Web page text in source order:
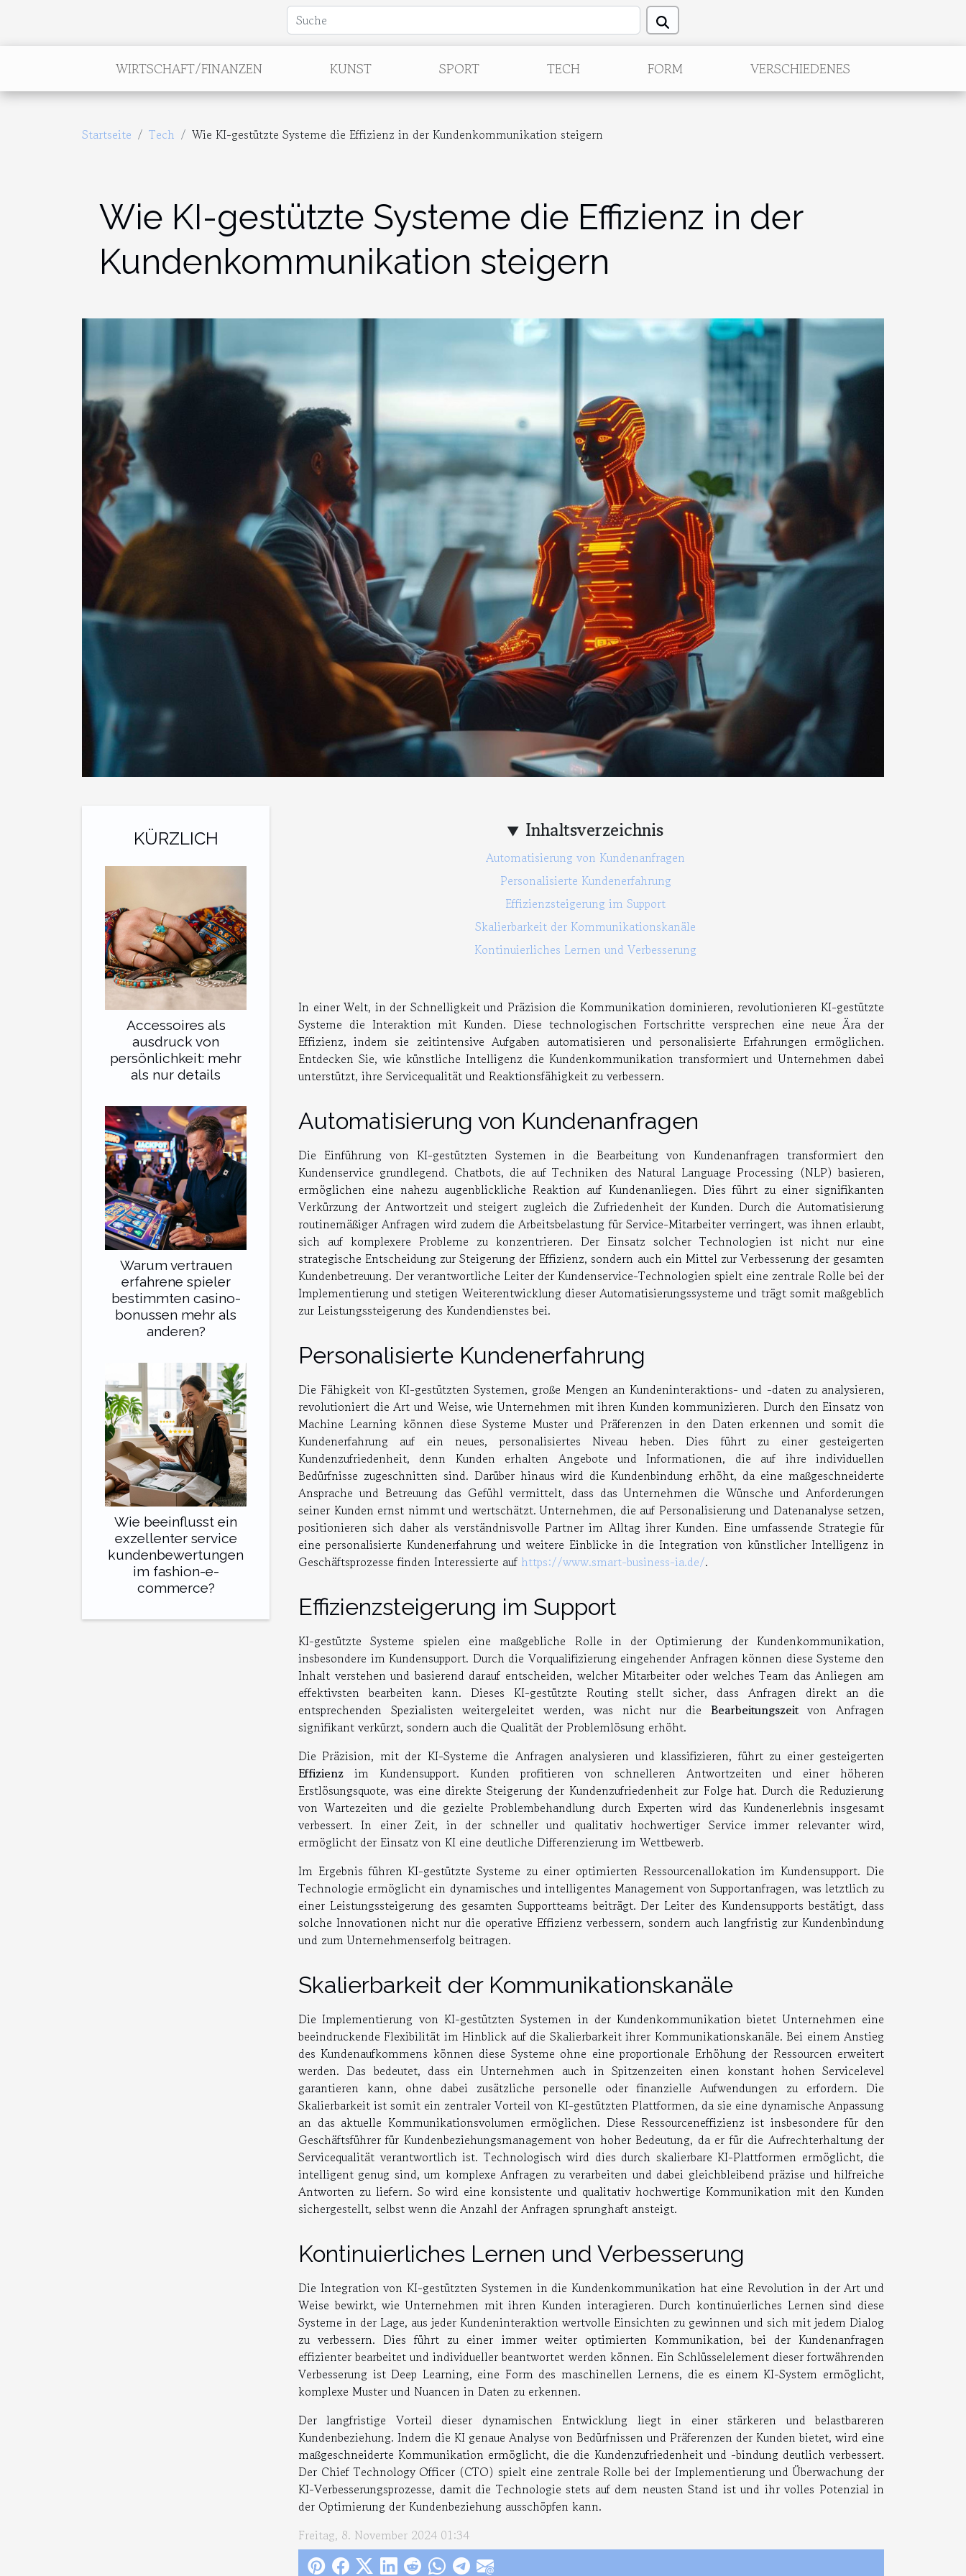
WIRTSCHAFT/FINANZEN KUNST SPORT TECH FORM VERSCHIEDENES
Startseite Tech Wie KI-gestützte Systeme die Effizienz in der Kundenkommunikation steigern
Wie KI-gestützte Systeme die Effizienz in der
Kundenkommunikation steigern
KÜRZLICH
Accessoires als
ausdruck von
persönlichkeit: mehr
als nur details
Warum vertrauen
erfahrene spieler
bestimmten casino-
bonussen mehr als
anderen?
Wie beeinflusst ein
exzellenter service
kundenbewertungen
im fashion-e-
commerce?
Inhaltsverzeichnis
Automatisierung von Kundenanfragen
Personalisierte Kundenerfahrung
Effizienzsteigerung im Support
Skalierbarkeit der Kommunikationskanäle
Kontinuierliches Lernen und Verbesserung
In einer Welt, in der Schnelligkeit und Präzision die Kommunikation dominieren, revolutionieren KI-gestützte
Systeme die Interaktion mit Kunden. Diese technologischen Fortschritte versprechen eine neue Ära der
Effizienz, indem sie zeitintensive Aufgaben automatisieren und personalisierte Erfahrungen ermöglichen.
Entdecken Sie, wie künstliche Intelligenz die Kundenkommunikation transformiert und Unternehmen dabei
unterstützt, ihre Servicequalität und Reaktionsfähigkeit zu verbessern.
Automatisierung von Kundenanfragen
Die Einführung von KI-gestützten Systemen in die Bearbeitung von Kundenanfragen transformiert den
Kundenservice grundlegend. Chatbots, die auf Techniken des Natural Language Processing (NLP) basieren,
ermöglichen eine nahezu augenblickliche Reaktion auf Kundenanliegen. Dies führt zu einer signifikanten
Verkürzung der Antwortzeit und steigert zugleich die Zufriedenheit der Kunden. Durch die Automatisierung
routinemäßiger Anfragen wird zudem die Arbeitsbelastung für Service-Mitarbeiter verringert, was ihnen erlaubt,
sich auf komplexere Probleme zu konzentrieren. Der Einsatz solcher Technologien ist nicht nur eine
strategische Entscheidung zur Steigerung der Effizienz, sondern auch ein Mittel zur Verbesserung der gesamten
Kundenbetreuung. Der verantwortliche Leiter der Kundenservice-Technologien spielt eine zentrale Rolle bei der
Implementierung und stetigen Weiterentwicklung dieser Automatisierungssysteme und trägt somit maßgeblich
zur Leistungssteigerung des Kundendienstes bei.
Personalisierte Kundenerfahrung
Die Fähigkeit von KI-gestützten Systemen, große Mengen an Kundeninteraktions- und -daten zu analysieren,
revolutioniert die Art und Weise, wie Unternehmen mit ihren Kunden kommunizieren. Durch den Einsatz von
Machine Learning können diese Systeme Muster und Präferenzen in den Daten erkennen und somit die
Kundenerfahrung auf ein neues, personalisiertes Niveau heben. Dies führt zu einer gesteigerten
Kundenzufriedenheit, denn Kunden erhalten Angebote und Informationen, die auf ihre individuellen
Bedürfnisse zugeschnitten sind. Darüber hinaus wird die Kundenbindung erhöht, da eine maßgeschneiderte
Ansprache und Betreuung das Gefühl vermittelt, dass das Unternehmen die Wünsche und Anforderungen
seiner Kunden ernst nimmt und wertschätzt. Unternehmen, die auf Personalisierung und Datenanalyse setzen,
positionieren sich daher als verständnisvolle Partner im Alltag ihrer Kunden. Eine umfassende Strategie für
eine personalisierte Kundenerfahrung und weitere Einblicke in die Integration von künstlicher Intelligenz in
Geschäftsprozesse finden Interessierte auf https://www.smart-business-ia.de/.
Effizienzsteigerung im Support
KI-gestützte Systeme spielen eine maßgebliche Rolle in der Optimierung der Kundenkommunikation,
insbesondere im Kundensupport. Durch die Vorqualifizierung eingehender Anfragen können diese Systeme den
Inhalt verstehen und basierend darauf entscheiden, welcher Mitarbeiter oder welches Team das Anliegen am
effektivsten bearbeiten kann. Dieses KI-gestützte Routing stellt sicher, dass Anfragen direkt an die
entsprechenden Spezialisten weitergeleitet werden, was nicht nur die Bearbeitungszeitvon Anfragen
signifikant verkürzt, sondern auch die Qualität der Problemlösung erhöht.
Die Präzision, mit der KI-Systeme die Anfragen analysieren und klassifizieren, führt zu einer gesteigerten
Effizienz im Kundensupport. Kunden profitieren von schnelleren Antwortzeiten und einer höheren
Erstlösungsquote, was eine direkte Steigerung der Kundenzufriedenheit zur Folge hat. Durch die Reduzierung
von Wartezeiten und die gezielte Problembehandlung durch Experten wird das Kundenerlebnis insgesamt
verbessert. In einer Zeit, in der schneller und qualitativ hochwertiger Service immer relevanter wird,
ermöglicht der Einsatz von KI eine deutliche Differenzierung im Wettbewerb.
Im Ergebnis führen KI-gestützte Systeme zu einer optimierten Ressourcenallokation im Kundensupport. Die
Technologie ermöglicht ein dynamisches und intelligentes Management von Supportanfragen, was letztlich zu
einer Leistungssteigerung des gesamten Supportteams beiträgt. Der Leiter des Kundensupports bestätigt, dass
solche Innovationen nicht nur die operative Effizienz verbessern, sondern auch langfristig zur Kundenbindung
und zum Unternehmenserfolg beitragen.
Skalierbarkeit der Kommunikationskanäle
Die Implementierung von KI-gestützten Systemen in der Kundenkommunikation bietet Unternehmen eine
beeindruckende Flexibilität im Hinblick auf die Skalierbarkeit ihrer Kommunikationskanäle. Bei einem Anstieg
des Kundenaufkommens können diese Systeme ohne eine proportionale Erhöhung der Ressourcen erweitert
werden. Das bedeutet, dass ein Unternehmen auch in Spitzenzeiten einen konstant hohen Servicelevel
garantieren kann, ohne dabei zusätzliche personelle oder finanzielle Aufwendungen zu erfordern. Die
Skalierbarkeit ist somit ein zentraler Vorteil von KI-gestützten Plattformen, da sie eine dynamische Anpassung
an das aktuelle Kommunikationsvolumen ermöglichen. Diese Ressourceneffizienz ist insbesondere für den
Geschäftsführer für Kundenbeziehungsmanagement von hoher Bedeutung, da er für die Aufrechterhaltung der
Servicequalität verantwortlich ist. Technologisch wird dies durch skalierbare KI-Plattformen ermöglicht, die
intelligent genug sind, um komplexe Anfragen zu verarbeiten und dabei gleichbleibend präzise und hilfreiche
Antworten zu liefern. So wird eine konsistente und qualitativ hochwertige Kommunikation mit den Kunden
sichergestellt, selbst wenn die Anzahl der Anfragen sprunghaft ansteigt.
Kontinuierliches Lernen und Verbesserung
Die Integration von KI-gestützten Systemen in die Kundenkommunikation hat eine Revolution in der Art und
Weise bewirkt, wie Unternehmen mit ihren Kunden interagieren. Durch kontinuierliches Lernen sind diese
Systeme in der Lage, aus jeder Kundeninteraktion wertvolle Einsichten zu gewinnen und sich mit jedem Dialog
zu verbessern. Dies führt zu einer immer weiter optimierten Kommunikation, bei der Kundenanfragen
effizienter bearbeitet und individueller beantwortet werden können. Ein Schlüsselelement dieser fortwährenden
Verbesserung ist Deep Learning, eine Form des maschinellen Lernens, die es einem KI-System ermöglicht,
komplexe Muster und Nuancen in Daten zu erkennen.
Der langfristige Vorteil dieser dynamischen Entwicklung liegt in einer stärkeren und belastbareren
Kundenbeziehung. Indem die KI genaue Analyse von Bedürfnissen und Präferenzen der Kunden bietet, wird eine
maßgeschneiderte Kommunikation ermöglicht, die die Kundenzufriedenheit und -bindung deutlich verbessert.
Der Chief Technology Officer (CTO) spielt eine zentrale Rolle bei der Implementierung und Überwachung der
KI-Verbesserungsprozesse, damit die Technologie stets auf dem neusten Stand ist und ihr volles Potenzial in
der Optimierung der Kundenbeziehung ausschöpfen kann.
Freitag, 8. November 2024 01:34